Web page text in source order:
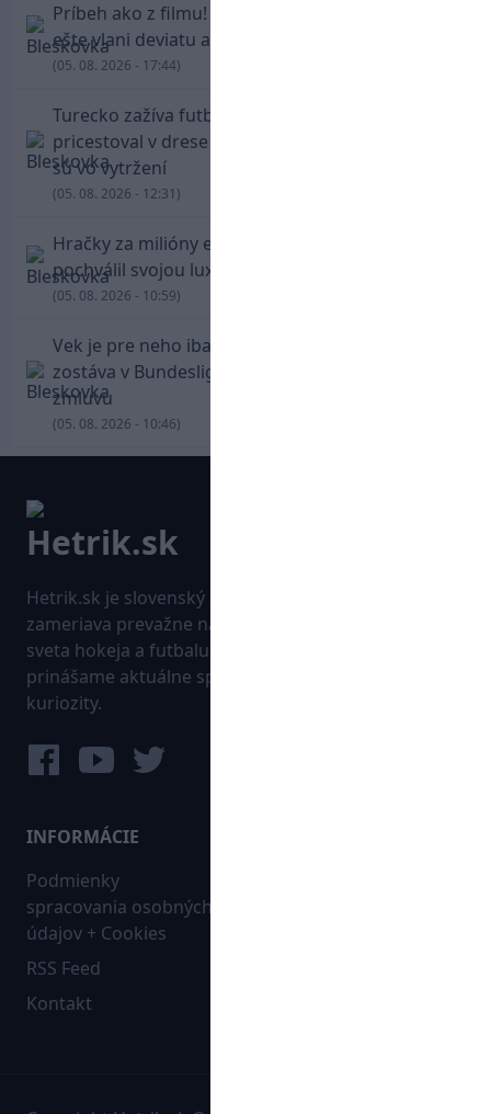
Príbeh ako z filmu! Hrdina Slovana Kianga hral
ešte vlani deviatu anglickú ligu
(05. 08. 2026 - 17:44)
Turecko zažíva futbalové šialenstvo! Salah
pricestoval v drese Trabzonsporu, fanúšikovia
sú vo vytržení
(05. 08. 2026 - 12:31)
Hračky za milióny eur! Cristiano Ronaldo sa
pochválil svojou luxusnou zbierkou áut
(05. 08. 2026 - 10:59)
Vek je pre neho iba číslo! Štyridsaťročný Džeko
zostáva v Bundeslige, so Schalke predĺžil
zmluvu
(05. 08. 2026 - 10:46)
Hetrik.sk je slovenský športový portál, ktorý sa
zameriava prevažne na najnovšie informácie zo
sveta hokeja a futbalu. Pravidelne na dennej báze
prinášame aktuálne správy, góly, zaujímavosti a
kuriozity.
INFORMÁCIE
Podmienky
spracovania osobných
údajov + Cookies
RSS Feed
Kontakt